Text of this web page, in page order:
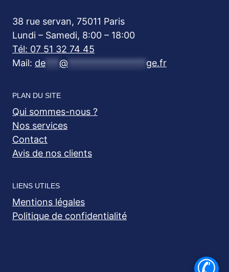
38 rue servan, 75011 Paris
Lundi – Samedi, 8:00 – 18:00
Tél: 07 51 32 74 45
Mail: de @ ge.fr
PLAN DU SITE
Qui sommes-nous ?
Nos services
Contact
Avis de nos clients
LIENS UTILES
Mentions légales
Politique de confidentialité